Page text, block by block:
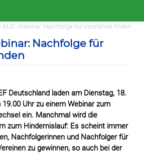
EUD Webinar: Nachfolge für Vorstände finden
Nachfolge für
Deutschland laden am Dienstag, 18.
Uhr zu einem Webinar zum
ein. Manchmal wird die
zum Hindernislauf: Es scheint immer
Nachfolgerinnen und Nachfolger für
zu gewinnen, so auch bei der